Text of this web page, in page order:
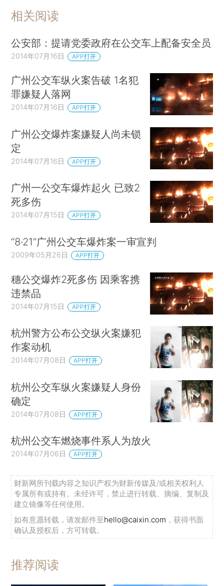
相关阅读
公安部：提请党委政府在公交车上配备安全员
2014年07月16日 APP打开
广州公交车纵火案告破 1名犯
罪嫌疑人落网
2014年07月16日 APP打开
广州公交爆炸案嫌疑人尚未锁
定
2014年07月16日 APP打开
广州一公交车爆炸起火 已致2
死多伤
2014年07月15日 APP打开
“8·21”广州公交车爆炸案一审宣判
2009年05月26日 APP打开
穗公交爆炸2死多伤 因乘客携
违禁品
2014年07月15日 APP打开
杭州警方公布公交纵火案嫌犯
作案动机
2014年07月08日 APP打开
杭州公交车纵火案嫌疑人身份
确定
2014年07月08日 APP打开
杭州公交车燃烧事件系人为放火
2014年07月06日 APP打开
财新网所刊载内容之知识产权为财新传媒及/或相关权利人
专属所有或持有。未经许可，禁止进行转载、摘编、复制及
建立镜像等任何使用。
如有意愿转载，请发邮件至hello@caixin.com ，获得书面
确认及授权后，方可转载。
推荐阅读